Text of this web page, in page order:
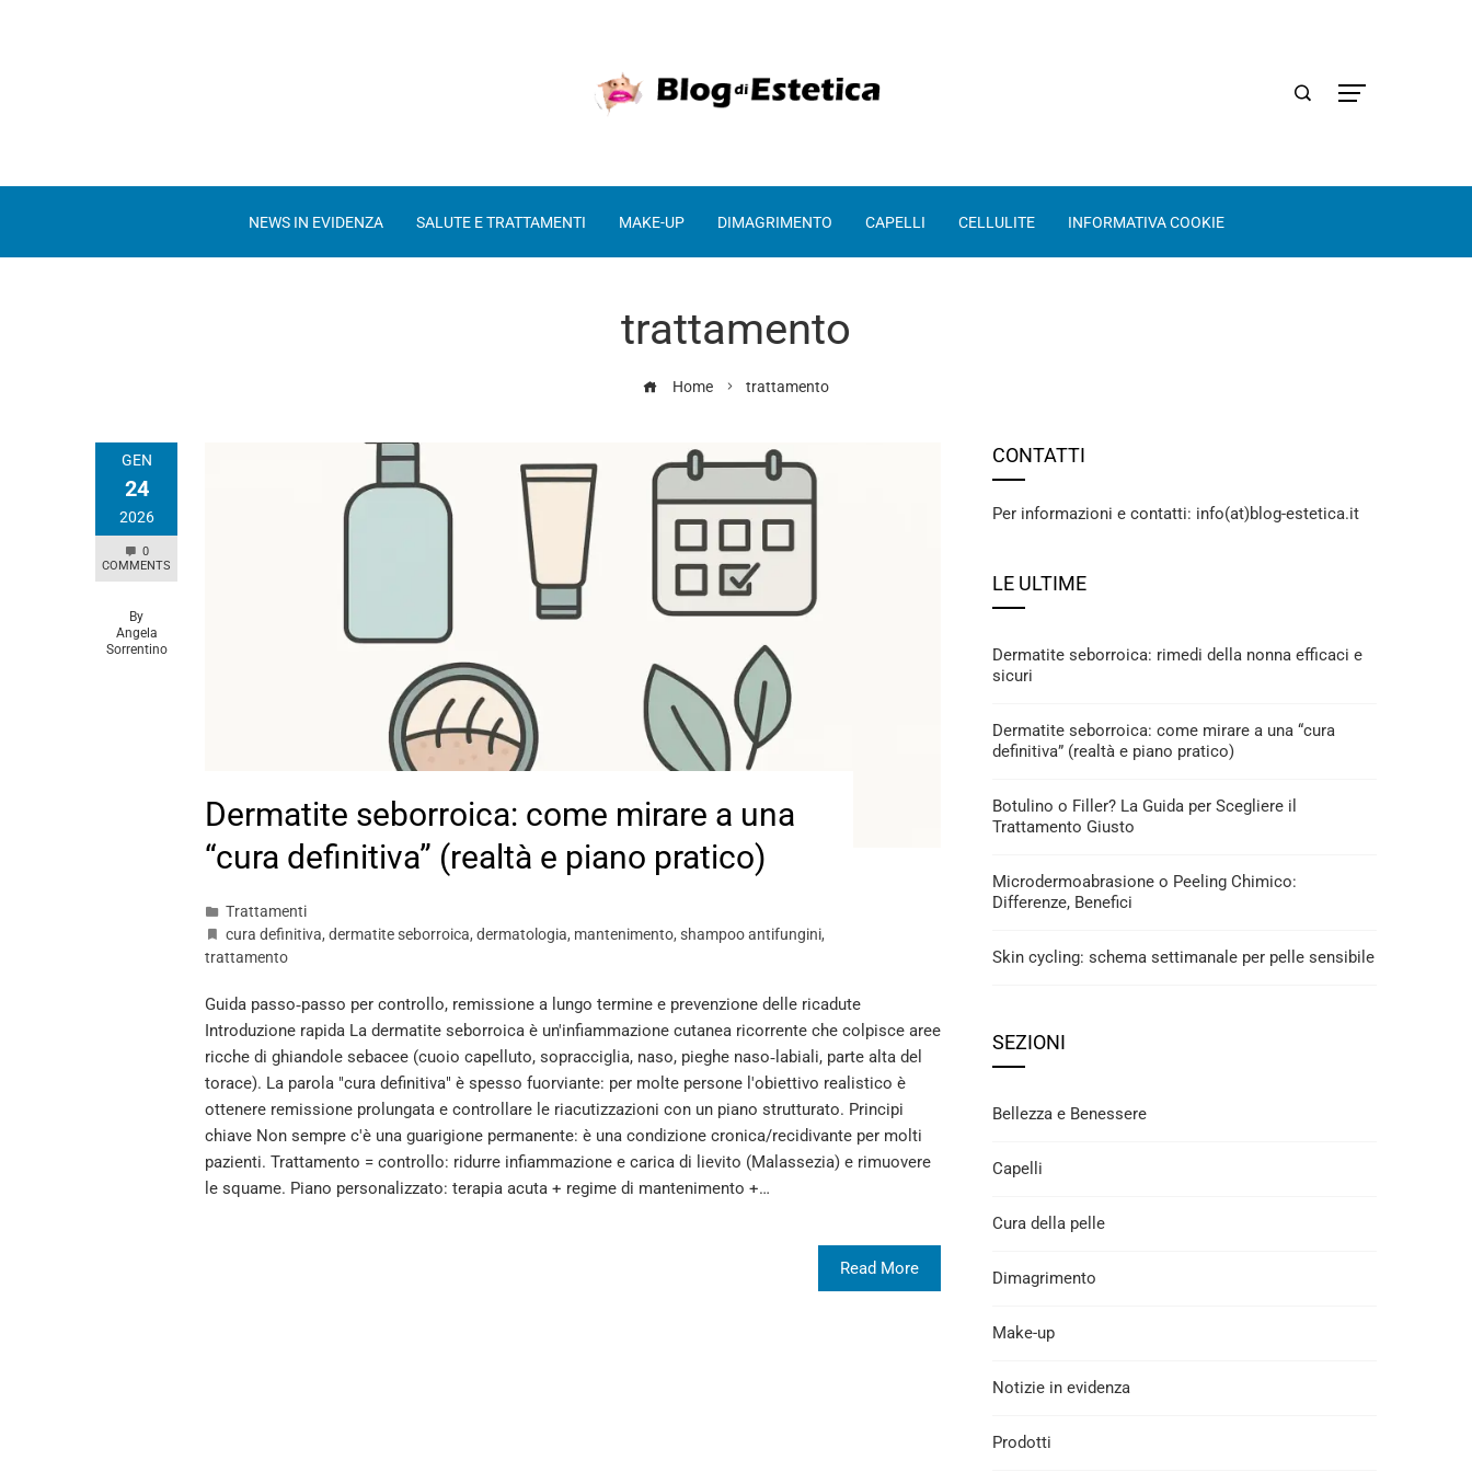
NEWS IN EVIDENZA SALUTE E TRATTAMENTI MAKE-UP DIMAGRIMENTO CAPELLI CELLULITE INFORMATIVA COOKIE
trattamento
Home trattamento
GEN
24
2026
0
COMMENTS
By
Angela
Sorrentino
Dermatite seborroica: come mirare a una
“cura definitiva” (realtà e piano pratico)
Trattamenti
cura definitiva, dermatite seborroica, dermatologia, mantenimento, shampoo antifungini,
trattamento
Guida passo‑passo per controllo, remissione a lungo termine e prevenzione delle ricadute
Introduzione rapida La dermatite seborroica è un'infiammazione cutanea ricorrente che colpisce aree
ricche di ghiandole sebacee (cuoio capelluto, sopracciglia, naso, pieghe naso‑labiali, parte alta del
torace). La parola "cura definitiva" è spesso fuorviante: per molte persone l'obiettivo realistico è
ottenere remissione prolungata e controllare le riacutizzazioni con un piano strutturato. Principi
chiave Non sempre c'è una guarigione permanente: è una condizione cronica/recidivante per molti
pazienti. Trattamento = controllo: ridurre infiammazione e carica di lievito (Malassezia) e rimuovere
le squame. Piano personalizzato: terapia acuta + regime di mantenimento +…
Read More
CONTATTI
Per informazioni e contatti: info(at)blog-estetica.it
LE ULTIME
Dermatite seborroica: rimedi della nonna efficaci e
sicuri
Dermatite seborroica: come mirare a una “cura
definitiva” (realtà e piano pratico)
Botulino o Filler? La Guida per Scegliere il
Trattamento Giusto
Microdermoabrasione o Peeling Chimico:
Differenze, Benefici
Skin cycling: schema settimanale per pelle sensibile
SEZIONI
Bellezza e Benessere
Capelli
Cura della pelle
Dimagrimento
Make-up
Notizie in evidenza
Prodotti